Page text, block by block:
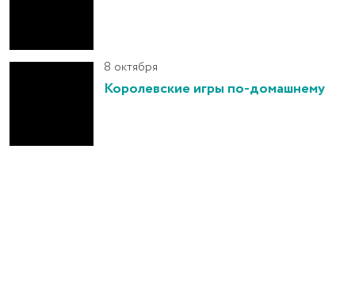
8 октября
Королевские игры по-домашнему